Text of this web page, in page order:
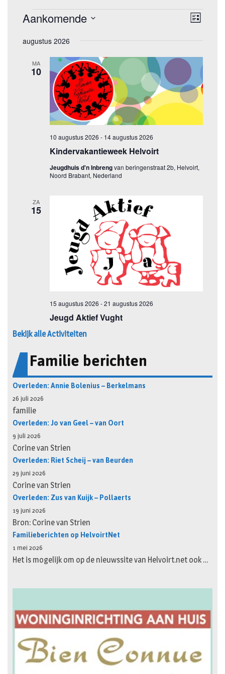
Bekijk alle Activiteiten
Familie berichten
Overleden: Annie Bolenius – Berkelmans
26 juli 2026
familie
Overleden: Jo van Geel – van Oort
9 juli 2026
Corine van Strien
Overleden: Riet Scheij – van Beurden
29 juni 2026
Corine van Strien
Overleden: Zus van Kuijk – Pollaerts
19 juni 2026
Bron: Corine van Strien
Familieberichten op HelvoirtNet
1 mei 2026
Het is mogelijk om op de nieuwssite van Helvoirt.net ook …